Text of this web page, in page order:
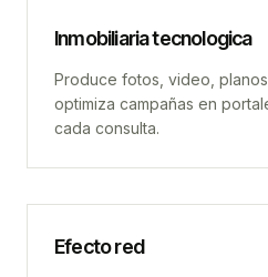
Inmobiliaria tecnologica
Produce fotos, video,
optimiza campañas en
cada consulta.
Efecto red